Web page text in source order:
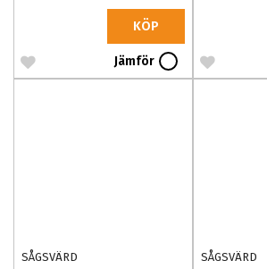
KÖP
Jämför
SÅGSVÄRD SÅGSVÄRD